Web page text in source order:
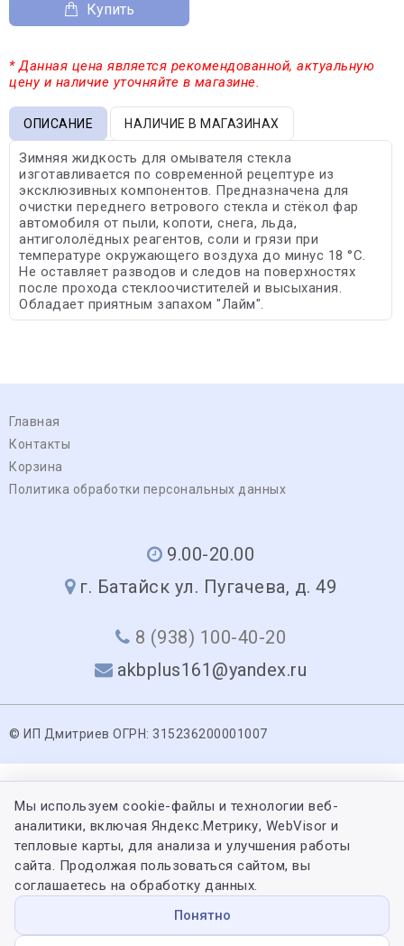
Купить
* Данная цена является рекомендованной, актуальную
цену и наличие уточняйте в магазине.
ОПИСАНИЕ НАЛИЧИЕ В МАГАЗИНАХ
Зимняя жидкость для омывателя стекла
изготавливается по современной рецептуре из
эксклюзивных компонентов. Предназначена для
очистки переднего ветрового стекла и стёкол фар
автомобиля от пыли, копоти, снега, льда,
антигололёдных реагентов, соли и грязи при
температуре окружающего воздуха до минус 18 °С.
Не оставляет разводов и следов на поверхностях
после прохода стеклоочистителей и высыхания.
Обладает приятным запахом "Лайм".
Главная
Контакты
Корзина
Политика обработки персональных данных
9.00-20.00
г. Батайск ул. Пугачева, д. 49
8 (938) 100-40-20
akbplus161@yandex.ru
© ИП Дмитриев ОГРН: 315236200001007
Мы используем cookie-файлы и технологии веб-
аналитики, включая Яндекс.Метрику, WebVisor и
тепловые карты, для анализа и улучшения работы
сайта. Продолжая пользоваться сайтом, вы
соглашаетесь на обработку данных.
Понятно